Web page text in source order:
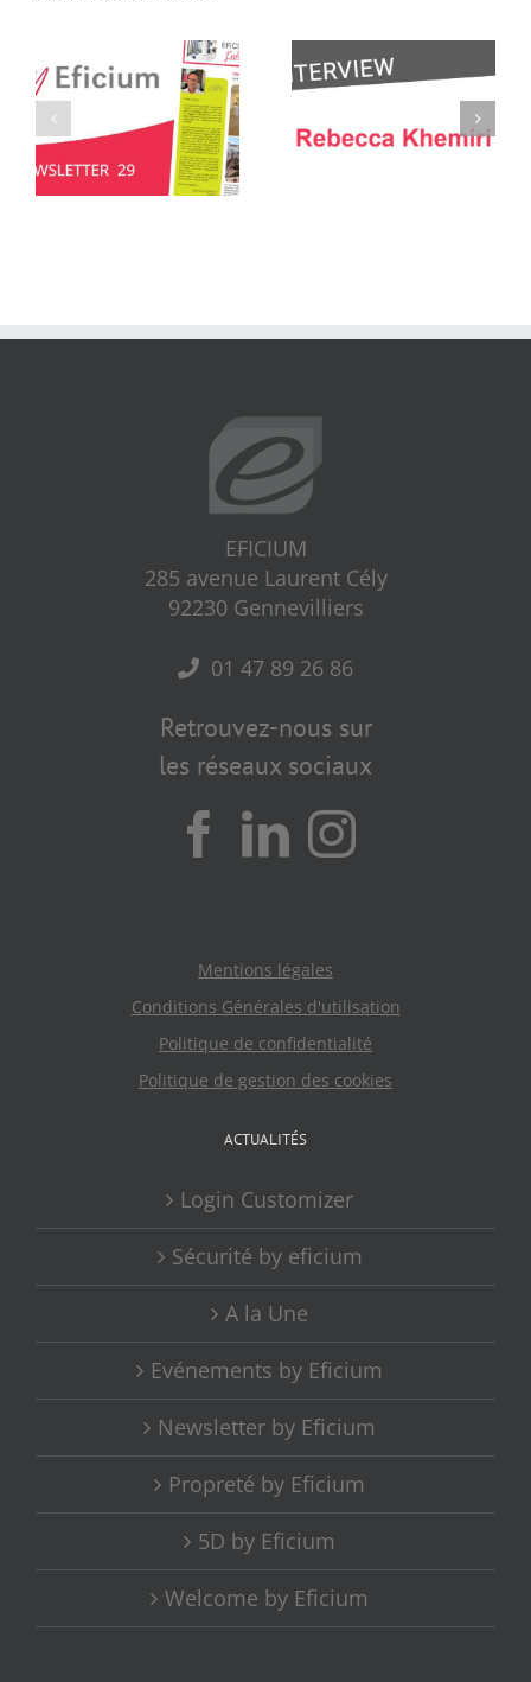
EFICIUM
285 avenue Laurent Cély
92230 Gennevilliers
01 47 89 26 86
Retrouvez-nous sur
les réseaux sociaux
Mentions légales
Conditions Générales d'utilisation
Politique de confidentialité
Politique de gestion des cookies
ACTUALITÉS
Login Customizer
Sécurité by eficium
A la Une
Evénements by Eficium
Newsletter by Eficium
Propreté by Eficium
5D by Eficium
Welcome by Eficium